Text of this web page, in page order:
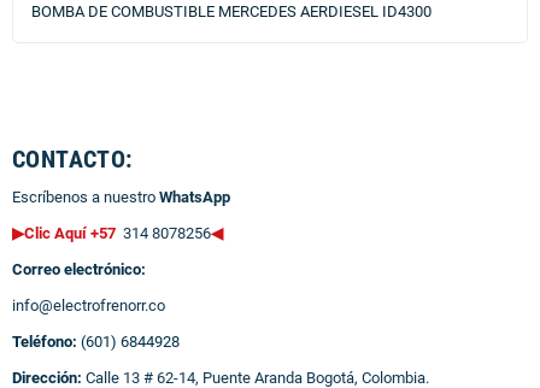
BOMBA DE COMBUSTIBLE MERCEDES AERDIESEL ID4300
CONTACTO:
Escríbenos a nuestro WhatsApp
▶Clic Aquí +57 314 8078256◀
Correo electrónico:
info@electrofrenorr.co
Teléfono: (601) 6844928
Dirección: Calle 13 # 62-14, Puente Aranda Bogotá, Colombia.